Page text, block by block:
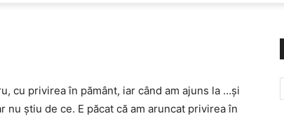
cu privirea în pământ, iar când am ajuns la …și
știu de ce. E păcat că am aruncat privirea în